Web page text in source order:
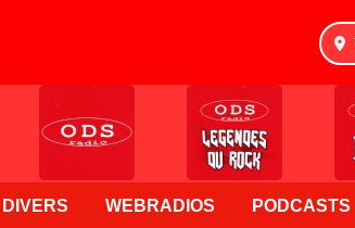
DIVERS WEBRADIOS PODCASTS